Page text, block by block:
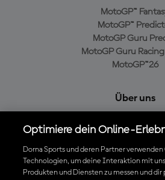
MotoGP™
MotoGP™
MotoGP Guru
MotoGP Guru
MotoGP™26
Über uns
Cookie-
Kaufrichtlinie
Optimiere dein Online-
Dorna Sports und deren Partner verwenden
Technologien, um deine Interaktion mit
Produkten und Diensten zu messen und dir